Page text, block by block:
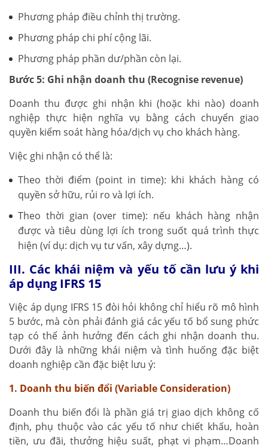
Phương pháp điều chỉnh thị trường.
Phương pháp chi phí cộng lãi.
Phương pháp phần dư/phần còn lại.
Bước 5: Ghi nhận doanh thu (Recognise revenue)
Doanh thu được ghi nhận khi (hoặc khi nào) doanh
nghiệp thực hiện nghĩa vụ bằng cách chuyển giao
quyền kiểm soát hàng hóa/dịch vụ cho khách hàng.
Việc ghi nhận có thể là:
Theo thời điểm (point in time): khi khách hàng có
quyền sở hữu, rủi ro và lợi ích.
Theo thời gian (over time): nếu khách hàng nhận
được và tiêu dùng lợi ích trong suốt quá trình thực
hiện (ví dụ: dịch vụ tư vấn, xây dựng…).
III. Các khái niệm và yếu tố cần lưu ý khi
áp dụng IFRS 15
Việc áp dụng IFRS 15 đòi hỏi không chỉ hiểu rõ mô hình
5 bước, mà còn phải đánh giá các yếu tố bổ sung phức
tạp có thể ảnh hưởng đến cách ghi nhận doanh thu.
Dưới đây là những khái niệm và tình huống đặc biệt
doanh nghiệp cần đặc biệt lưu ý:
1. Doanh thu biến đổi (Variable Consideration)
Doanh thu biến đổi là phần giá trị giao dịch không cố
định, phụ thuộc vào các yếu tố như chiết khấu, hoàn
tiền, ưu đãi, thưởng hiệu suất, phạt vi phạm…Doanh